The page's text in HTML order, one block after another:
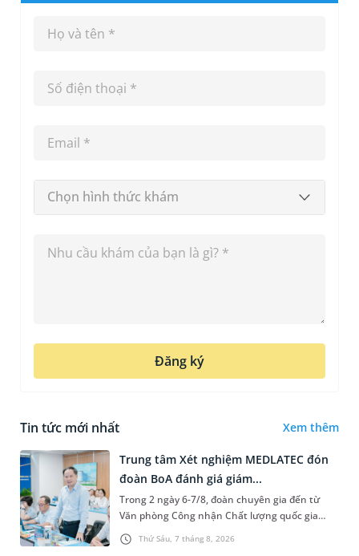
Chọn hình thức khám
Đăng ký
Tin tức mới nhất Xem thêm
Thứ Sáu, 7 tháng 8, 2026
Trung tâm Xét nghiệm MEDLATEC đón
đoàn BoA đánh giá giám...
Trong 2 ngày 6-7/8, đoàn chuyên gia đến từ
Văn phòng Công nhận Chất lượng quốc gia
(BoA) đã ghi nhận và đánh giá cao nỗ lực duy trì
hệ thống quản lý chất lượ...